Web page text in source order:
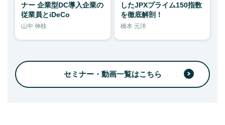
ナー 企業型DC導入企業の
従業員とiDeCo
山中 伸枝
したJPXプライム150指数
を徹底解剖！
橋本 元洋
セミナー・動画一覧はこちら